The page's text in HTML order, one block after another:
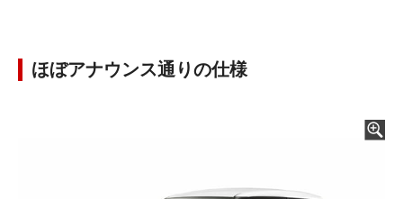
ほぼアナウンス通りの仕様